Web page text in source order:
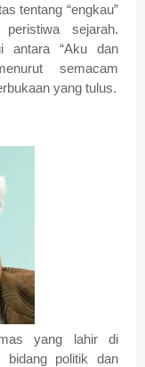
tentang “engkau”
sejarah.
antara “Aku dan
semacam
yang tulus.
yang lahir di
bidang politik dan